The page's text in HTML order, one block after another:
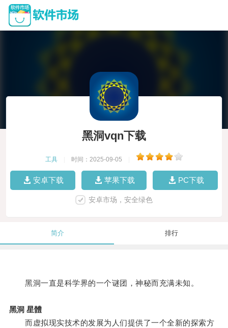
黑洞vqn下载
工具 时间：2025-09-05
安卓下载 苹果下载 PC下载
安卓市场，安全绿色
简介 排行
黑洞一直是科学界的一个谜团，神秘而充满未知。
黑洞 星體
而虚拟现实技术的发展为人们提供了一个全新的探索方